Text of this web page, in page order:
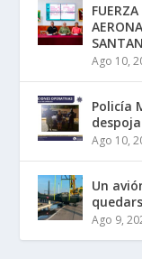
Ago 10,
Policía
Ago 10,
Un
Ago 9,